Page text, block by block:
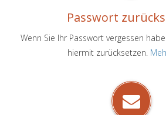
Passwort
Wenn Sie Ihr Passwort vergessen
hiermit zurücksetzen.